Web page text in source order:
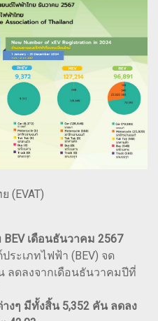
(EVAT)
เดือนธันวาคม 2567
ระเภทไฟฟ้า (BEV) จด
ลดลงจากเดือนธันวาคมปีที่
งๆ มีทั้งสิ้น 5,352 คัน ลดลง